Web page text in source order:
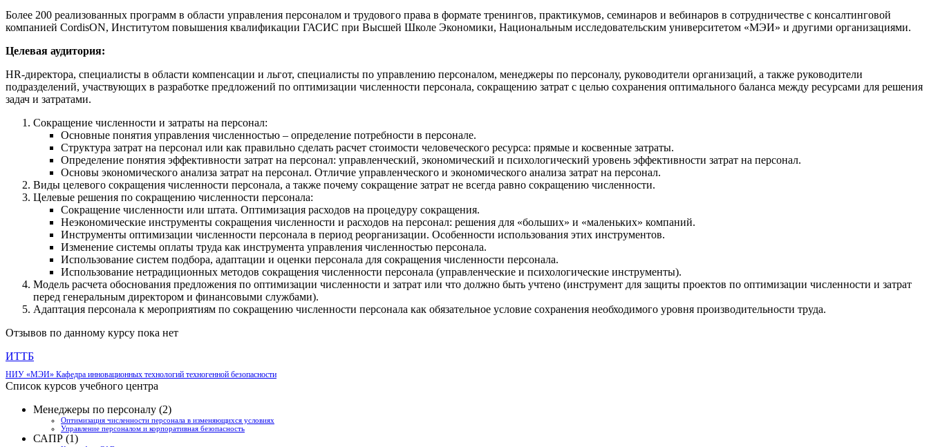
Более 200 реализованных программ в области управления персоналом и трудового права в формате тренингов, практикумов, семинаров и вебинаров в сотрудничестве с консалтинговой
компанией CordisON, Институтом повышения квалификации ГАСИС при Высшей Школе Экономики, Национальным исследовательским университетом «МЭИ» и другими организациями.
Целевая аудитория:
HR-директора, специалисты в области компенсации и льгот, специалисты по управлению персоналом, менеджеры по персоналу, руководители организаций, а также руководители
подразделений, участвующих в разработке предложений по оптимизации численности персонала, сокращению затрат с целью сохранения оптимального баланса между ресурсами для решения
задач и затратами.
Сокращение численности и затраты на персонал:
Основные понятия управления численностью – определение потребности в персонале.
Структура затрат на персонал или как правильно сделать расчет стоимости человеческого ресурса: прямые и косвенные затраты.
Определение понятия эффективности затрат на персонал: управленческий, экономический и психологический уровень эффективности затрат на персонал.
Основы экономического анализа затрат на персонал. Отличие управленческого и экономического анализа затрат на персонал.
Виды целевого сокращения численности персонала, а также почему сокращение затрат не всегда равно сокращению численности.
Целевые решения по сокращению численности персонала:
Сокращение численности или штата. Оптимизация расходов на процедуру сокращения.
Неэкономические инструменты сокращения численности и расходов на персонал: решения для «больших» и «маленьких» компаний.
Инструменты оптимизации численности персонала в период реорганизации. Особенности использования этих инструментов.
Изменение системы оплаты труда как инструмента управления численностью персонала.
Использование систем подбора, адаптации и оценки персонала для сокращения численности персонала.
Использование нетрадиционных методов сокращения численности персонала (управленческие и психологические инструменты).
Модель расчета обоснования предложения по оптимизации численности и затрат или что должно быть учтено (инструмент для защиты проектов по оптимизации численности и затрат
перед генеральным директором и финансовыми службами).
Адаптация персонала к мероприятиям по сокращению численности персонала как обязательное условие сохранения необходимого уровня производительности труда.
Отзывов по данному курсу пока нет
ИТТБ
НИУ «МЭИ» Кафедра инновационных технологий техногенной безопасности
Список курсов учебного центра
Менеджеры по персоналу (2)
Оптимизация численности персонала в изменяющихся условиях
Управление персоналом и корпоративная безопасность
САПР (1)